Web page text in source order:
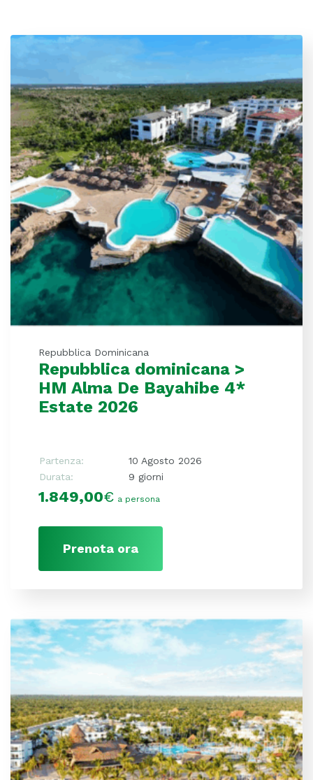
Repubblica Dominicana
Repubblica dominicana >
HM Alma De Bayahibe 4*
Estate 2026
Partenza:
10 Agosto 2026
Durata:
9 giorni
1.849,00€ a persona
Prenota ora